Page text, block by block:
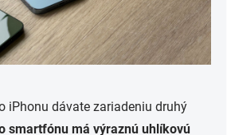
iPhonu dávate zariadeniu druhý
smartfónu má výraznú uhlíkovú